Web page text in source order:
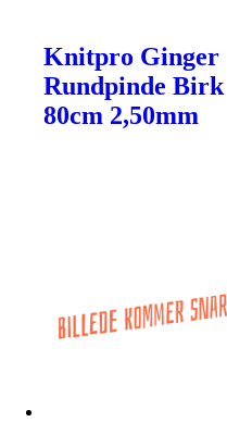
Knitpro Ginger
Rundpinde Birk
80cm 2,50mm